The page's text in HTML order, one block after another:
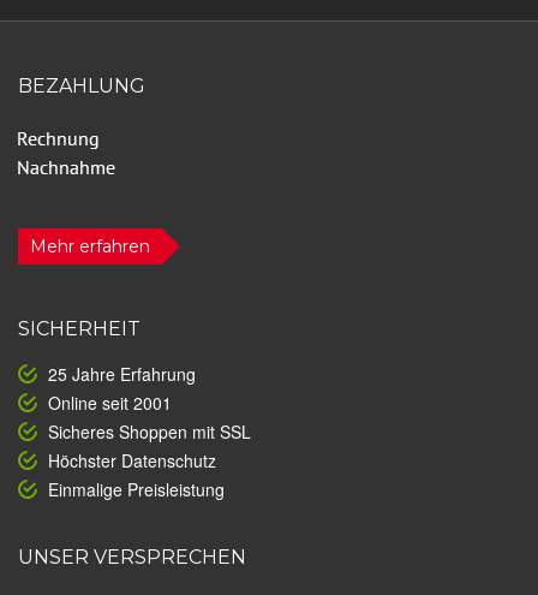
BEZAHLUNG
Mehr erfahren
SICHERHEIT
25 Jahre Erfahrung
Online seit 2001
Sicheres Shoppen mit SSL
Höchster Datenschutz
Einmalige Preisleistung
UNSER VERSPRECHEN